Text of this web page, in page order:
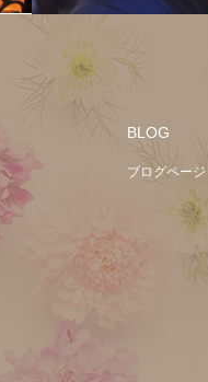
BLOG
ブログページ